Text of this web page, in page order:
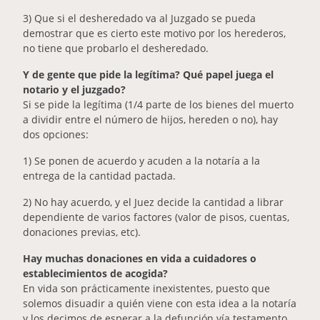
3) Que si el desheredado va al Juzgado se pueda
demostrar que es cierto este motivo por los herederos,
no tiene que probarlo el desheredado.
Y de gente que pide la legítima? Qué papel juega el
notario y el juzgado?
Si se pide la legítima (1/4 parte de los bienes del muerto
a dividir entre el número de hijos, hereden o no), hay
dos opciones:
1) Se ponen de acuerdo y acuden a la notaría a la
entrega de la cantidad pactada.
2) No hay acuerdo, y el Juez decide la cantidad a librar
dependiente de varios factores (valor de pisos, cuentas,
donaciones previas, etc).
Hay muchas donaciones en vida a cuidadores o
establecimientos de acogida?
En vida son prácticamente inexistentes, puesto que
solemos disuadir a quién viene con esta idea a la notaría